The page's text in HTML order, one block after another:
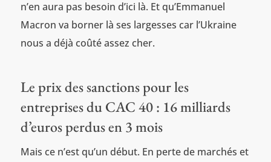
n’en aura pas besoin d’ici là. Et qu’Emmanuel
Macron va borner là ses largesses car l’Ukraine
nous a déjà coûté assez cher.
Le prix des sanctions pour les
entreprises du CAC 40 : 16 milliards
d’euros perdus en 3 mois
Mais ce n’est qu’un début. En perte de marchés et